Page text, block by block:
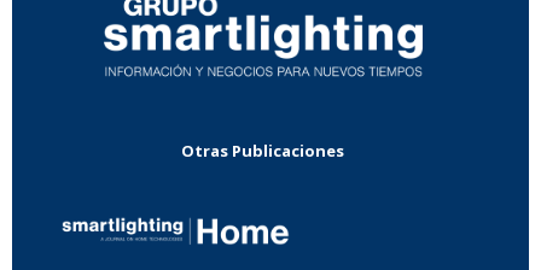
Otras Publicaciones